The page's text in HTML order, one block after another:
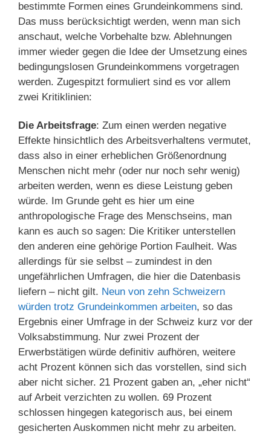
bestimmte Formen eines Grundeinkommens sind.
Das muss berücksichtigt werden, wenn man sich
anschaut, welche Vorbehalte bzw. Ablehnungen
immer wieder gegen die Idee der Umsetzung eines
bedingungslosen Grundeinkommens vorgetragen
werden. Zugespitzt formuliert sind es vor allem
zwei Kritiklinien:
Die Arbeitsfrage: Zum einen werden negative
Effekte hinsichtlich des Arbeitsverhaltens vermutet,
dass also in einer erheblichen Größenordnung
Menschen nicht mehr (oder nur noch sehr wenig)
arbeiten werden, wenn es diese Leistung geben
würde. Im Grunde geht es hier um eine
anthropologische Frage des Menschseins, man
kann es auch so sagen: Die Kritiker unterstellen
den anderen eine gehörige Portion Faulheit. Was
allerdings für sie selbst – zumindest in den
ungefährlichen Umfragen, die hier die Datenbasis
liefern – nicht gilt. Neun von zehn Schweizern
würden trotz Grundeinkommen arbeiten, so das
Ergebnis einer Umfrage in der Schweiz kurz vor der
Volksabstimmung. Nur zwei Prozent der
Erwerbstätigen würde definitiv aufhören, weitere
acht Prozent können sich das vorstellen, sind sich
aber nicht sicher. 21 Prozent gaben an, „eher nicht“
auf Arbeit verzichten zu wollen. 69 Prozent
schlossen hingegen kategorisch aus, bei einem
gesicherten Auskommen nicht mehr zu arbeiten.